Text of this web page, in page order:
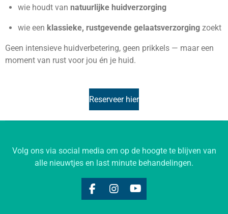
wie houdt van natuurlijke huidverzorging
wie een klassieke, rustgevende gelaatsverzorgingzoekt
Geen intensieve huidverbetering, geen prikkels — maar een
moment van rust voor jou én je huid.
Reserveer hier
Volg ons via social media om op de hoogte te blijven van
alle nieuwtjes en last minute behandelingen.
F
a
I
n
Y
o